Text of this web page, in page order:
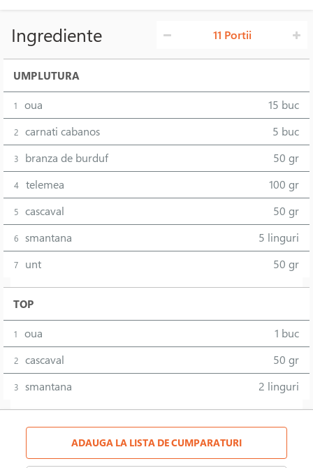
Ingrediente 11 Portii
UMPLUTURA
1 oua 15 buc
2 carnati cabanos 5 buc
3 branza de burduf 50 gr
4 telemea 100 gr
5 cascaval 50 gr
6 smantana 5 linguri
7 unt 50 gr
TOP
1 oua 1 buc
2 cascaval 50 gr
3 smantana 2 linguri
ADAUGA LA LISTA DE CUMPARATURI